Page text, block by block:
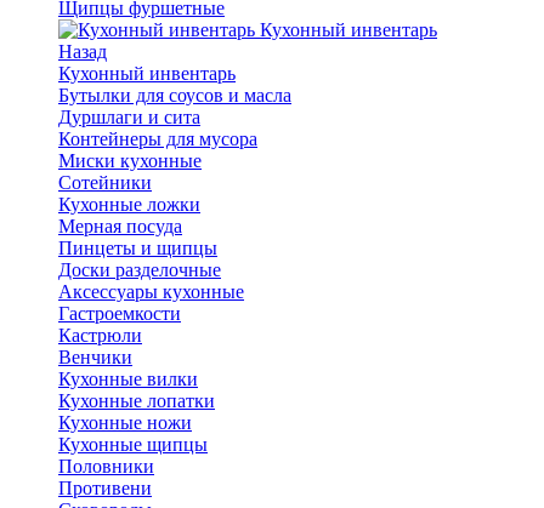
Щипцы фуршетные
Кухонный инвентарь
Назад
Кухонный инвентарь
Бутылки для соусов и масла
Дуршлаги и сита
Контейнеры для мусора
Миски кухонные
Сотейники
Кухонные ложки
Мерная посуда
Пинцеты и щипцы
Доски разделочные
Аксессуары кухонные
Гастроемкости
Кастрюли
Венчики
Кухонные вилки
Кухонные лопатки
Кухонные ножи
Кухонные щипцы
Половники
Противени